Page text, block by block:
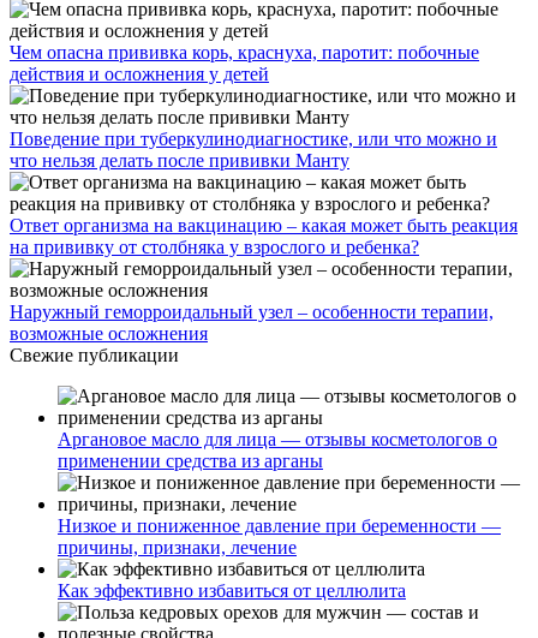
Чем опасна прививка корь, краснуха, паротит: побочные
действия и осложнения у детей
Поведение при туберкулинодиагностике, или что можно и
что нельзя делать после прививки Манту
Ответ организма на вакцинацию – какая может быть реакция
на прививку от столбняка у взрослого и ребенка?
Наружный геморроидальный узел – особенности терапии,
возможные осложнения
Свежие публикации
Аргановое масло для лица — отзывы косметологов о
применении средства из арганы
Низкое и пониженное давление при беременности —
причины, признаки, лечение
Как эффективно избавиться от целлюлита